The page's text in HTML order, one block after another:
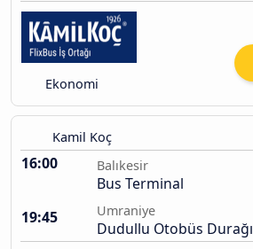
Ekonomi
Kamil Koç
16:00 Balıkesir
Bus Terminal
19:45
Umraniye
Dudullu Otobüs Durağı